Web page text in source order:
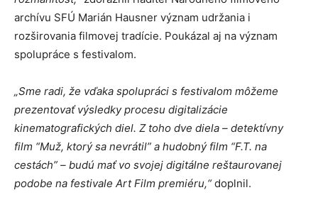
archívu SFÚ Marián Hausner význam udržania i
rozširovania filmovej tradície. Poukázal aj na význam
spolupráce s festivalom.
„Sme radi, že vďaka spolupráci s festivalom môžeme
prezentovať výsledky procesu digitalizácie
kinematografických diel. Z toho dve diela – detektívny
film “Muž, ktorý sa nevrátil” a hudobný film “F.T. na
cestách” – budú mať vo svojej digitálne reštaurovanej
podobe na festivale Art Film premiéru,“doplnil.